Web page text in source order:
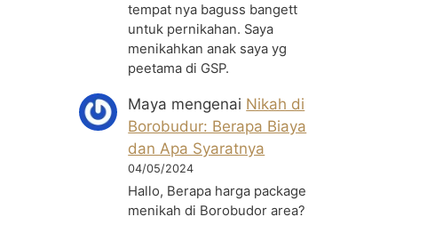
tempat nya baguss bangett
untuk pernikahan. Saya
menikahkan anak saya yg
peetama di GSP.
Maya mengenai Nikah di
Borobudur: Berapa Biaya
dan Apa Syaratnya
04/05/2024
Hallo, Berapa harga package
menikah di Borobudor area?